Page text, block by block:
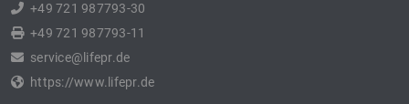
+49 721 987793-30
+49 721 987793-11
service@lifepr.de
https://www.lifepr.de